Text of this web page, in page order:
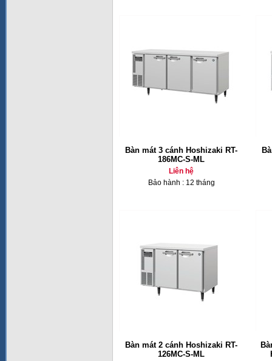
Bàn mát 3 cánh Hoshizaki RT-
186MC-S-ML
Liên hệ
Bảo hành : 12 tháng
Bàn mát 2 cánh Hoshizaki RT-
126MC-S-ML